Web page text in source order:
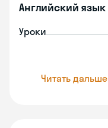
Английский язык
Уроки
Читать дальше